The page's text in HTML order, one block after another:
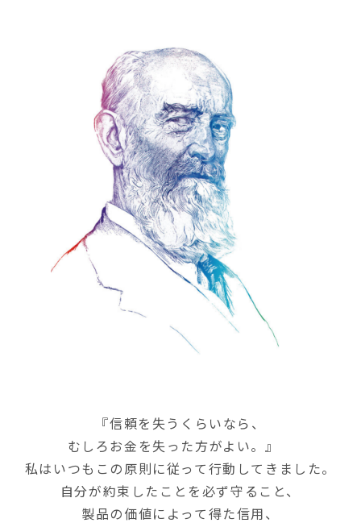
『信頼を失うくらいなら、
むしろお金を失った方がよい。』
私はいつもこの原則に従って行動してきました。
自分が約束したことを必ず守ること、
製品の価値によって得た信用、